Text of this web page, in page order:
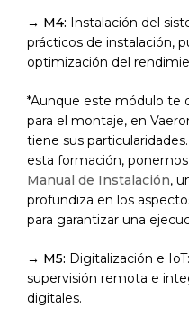
→ M4: Instalación del
prácticos de instalación,
optimización del
*Aunque este módulo te
para el montaje, en
tiene sus
esta formación,
Manual de Instalación,
profundiza en los
para garantizar una
→ M5: Digitalización e
supervisión remota e
digitales.